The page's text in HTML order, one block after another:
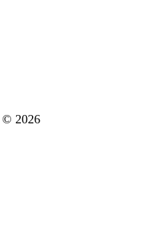
© 2026